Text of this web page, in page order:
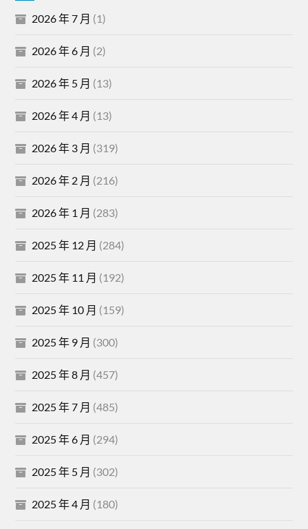
2026 年 7 月 (1)
2026 年 6 月 (2)
2026 年 5 月 (13)
2026 年 4 月 (13)
2026 年 3 月 (319)
2026 年 2 月 (216)
2026 年 1 月 (283)
2025 年 12 月 (284)
2025 年 11 月 (192)
2025 年 10 月 (159)
2025 年 9 月 (300)
2025 年 8 月 (457)
2025 年 7 月 (485)
2025 年 6 月 (294)
2025 年 5 月 (302)
2025 年 4 月 (180)